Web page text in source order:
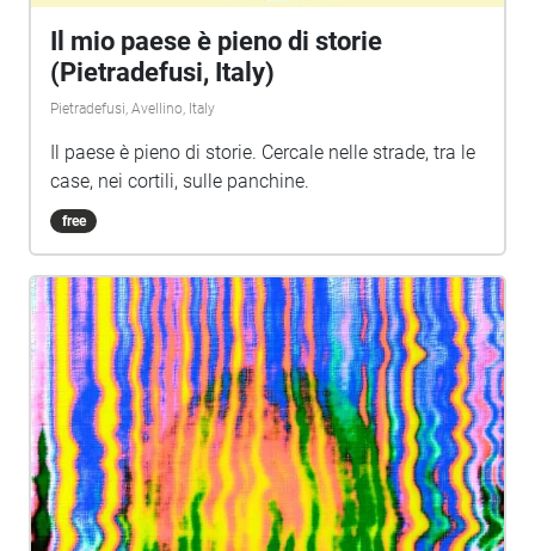
Il mio paese è pieno di storie
(Pietradefusi, Italy)
Pietradefusi, Avellino, Italy
Il paese è pieno di storie. Cercale nelle strade, tra le
case, nei cortili, sulle panchine.
free